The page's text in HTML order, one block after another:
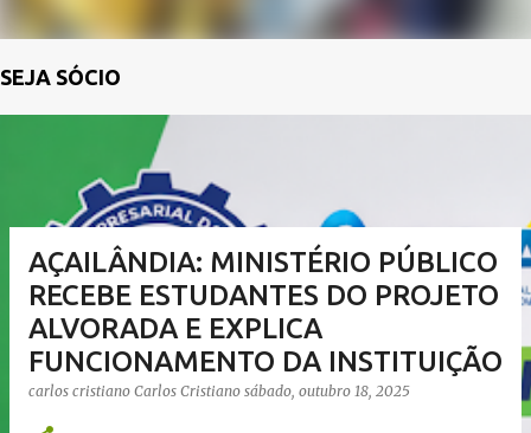
SEJA SÓCIO
AÇAILÂNDIA: MINISTÉRIO PÚBLICO
RECEBE ESTUDANTES DO PROJETO
ALVORADA E EXPLICA
FUNCIONAMENTO DA INSTITUIÇÃO
carlos cristiano Carlos Cristiano sábado, outubro 18, 2025